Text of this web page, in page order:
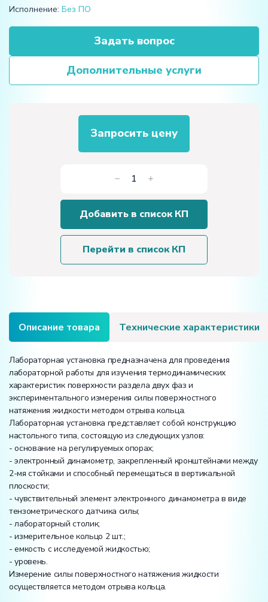
Исполнение: Без ПО
Задать вопрос
Дополнительные услуги
Запросить цену
Количество
товара
Лабораторная
установка
«Поверхностное
натяжение
Добавить в список КП
Перейти в список КП
Описание товара Технические характеристики
Лабораторная установка предназначена для проведения
лабораторной работы для изучения термодинамических
характеристик поверхности раздела двух фаз и
экспериментального измерения силы поверхностного
натяжения жидкости методом отрыва кольца.
Лабораторная установка представляет собой конструкцию
настольного типа, состоящую из следующих узлов:
- основание на регулируемых опорах;
- электронный динамометр, закрепленный кронштейнами между
2-мя стойками и способный перемещаться в вертикальной
плоскости;
- чувствительный элемент электронного динамометра в виде
тензометрического датчика силы;
- лабораторный столик;
- измерительное кольцо 2 шт.;
- емкость с исследуемой жидкостью;
- уровень.
Измерение силы поверхностного натяжения жидкости
осуществляется методом отрыва кольца.